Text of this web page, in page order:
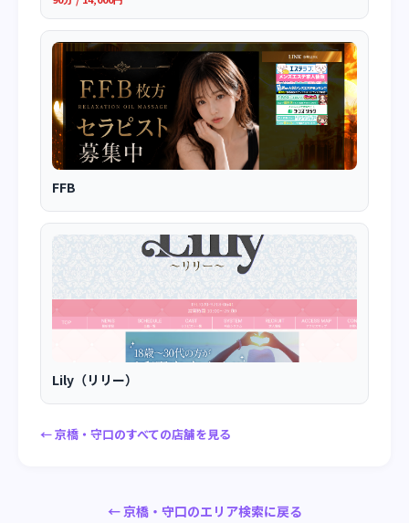
FFB
Lily（リリー）
← 京橋・守口のすべての店舗を見る
← 京橋・守口のエリア検索に戻る